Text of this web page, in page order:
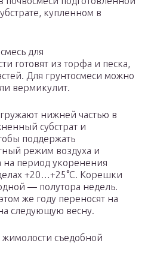
купленном в
для
готовят из торфа и песка,
Для грунтосмеси можно
вермикулит.
нижней частью в
субстрат и
поддержать
режим воздуха и
на период укоренения
+20…+25°С. Корешки
— полутора недель.
же году переносят на
следующую весну.
съедобной